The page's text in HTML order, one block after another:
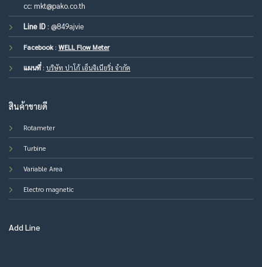
cc: mkt@pako.co.th
Line ID: @849ajvie
Facebook: WELL Flow Meter
แผนที่: บริษัท ปาโก้ เอ็นจิเนียริ่ง จำกัด
สินค้าขายดี
Rotameter
Turbine
Variable Area
Electro magnetic
Add Line